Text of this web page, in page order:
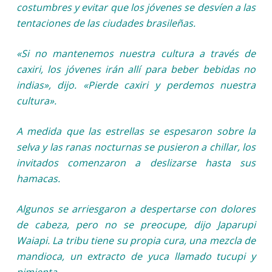
costumbres y evitar que los jóvenes se desvíen a las
tentaciones de las ciudades brasileñas.
«Si no mantenemos nuestra cultura a través de
caxiri, los jóvenes irán allí para beber bebidas no
indias», dijo. «Pierde caxiri y perdemos nuestra
cultura».
A medida que las estrellas se espesaron sobre la
selva y las ranas nocturnas se pusieron a chillar, los
invitados comenzaron a deslizarse hasta sus
hamacas.
Algunos se arriesgaron a despertarse con dolores
de cabeza, pero no se preocupe, dijo Japarupi
Waiapi. La tribu tiene su propia cura, una mezcla de
mandioca, un extracto de yuca llamado tucupi y